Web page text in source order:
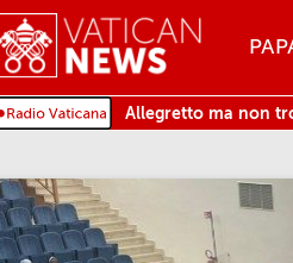
Allegretto ma non